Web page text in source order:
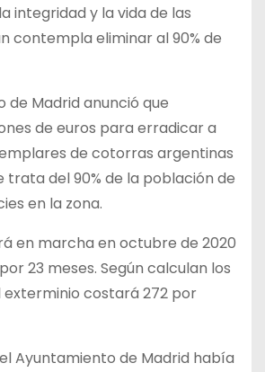
integridad y la vida de las
contempla eliminar al 90% de
de Madrid anunció que
de euros para erradicar a
de cotorras argentinas
trata del 90% de la población de
en la zona.
en marcha en octubre de 2020
23 meses. Según calculan los
exterminio costará 272 por
Ayuntamiento de Madrid había